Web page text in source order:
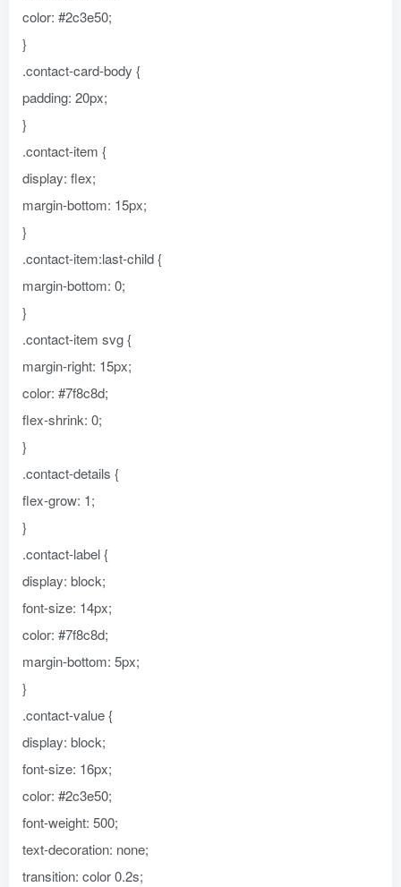
color: #2c3e50;
}
.contact-card-body {
padding: 20px;
}
.contact-item {
display: flex;
margin-bottom: 15px;
}
.contact-item:last-child {
margin-bottom: 0;
}
.contact-item svg {
margin-right: 15px;
color: #7f8c8d;
flex-shrink: 0;
}
.contact-details {
flex-grow: 1;
}
.contact-label {
display: block;
font-size: 14px;
color: #7f8c8d;
margin-bottom: 5px;
}
.contact-value {
display: block;
font-size: 16px;
color: #2c3e50;
font-weight: 500;
text-decoration: none;
transition: color 0.2s;